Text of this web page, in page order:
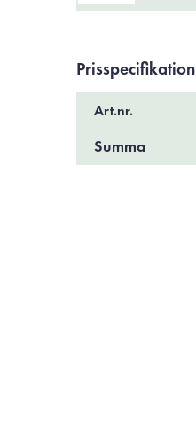
Prisspecifikation
Art.nr.
Summa